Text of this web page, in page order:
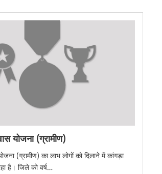
योजना (ग्रामीण)
(ग्रामीण) का लाभ लोगों को दिलाने में कांगड़ा
है। जिले को वर्ष…